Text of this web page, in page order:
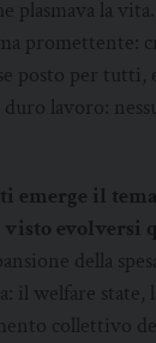
plasmava la
promettente:
posto per tutti,
lavoro:
emerge il
evolversi
della
il welfare state,
collettivo